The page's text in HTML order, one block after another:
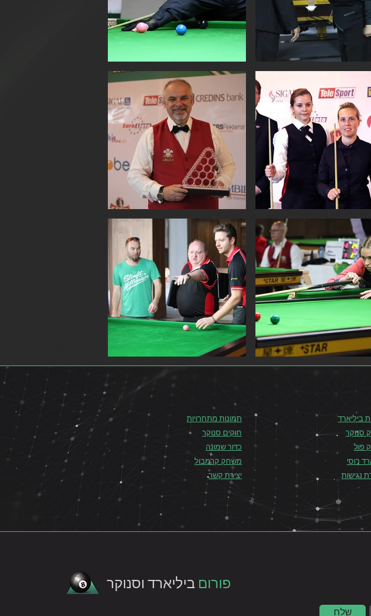
פורום ביליארד וסנוקר
שלח
ביליארד
סנוקר
פול
רוסי
נגישות
תמונות מתחרויות
חוקים סנוקר
כדור שמונה
משחק קרמבול
יצירת קשר